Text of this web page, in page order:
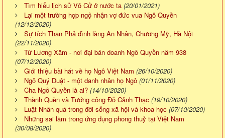
Tìm hiểu lịch sử Võ Cử ở nước ta (20/01/2021)
Lại một trường hợp ngộ nhận vợ đức vua Ngô Quyền
(12/12/2020)
Sự tích Thần Phả đình làng An Nhân, Chương Mỹ, Hà Nội
(22/11/2020)
Từ Lương Xâm - nơi đại bản doanh Ngô Quyền năm 938
(07/12/2020)
Giới thiệu bài hát về họ Ngô Việt Nam (26/10/2020)
Ngô Quý Duật - một danh nhân họ Ngô (01/11/2020)
Cha Ngô Quyền là ai? (14/10/2020)
Thành Quèn và Tướng công Đỗ Cảnh Thạc (19/10/2020)
Luật Nhân quả trong đời sống xã hội và khoa học (07/10/2020)
Những sai lầm trong ứng dụng phong thuỷ tại Việt Nam
(30/08/2020)